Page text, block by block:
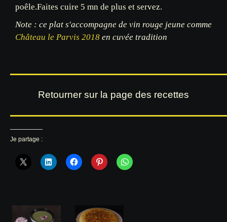
poêle.Faites cuire 5 mn de plus et servez.
Note : ce plat s'accompagne de vin rouge jeune comme
Château le Parvis 2018 en cuvée tradition
Retourner sur la page des recettes
Je partage :